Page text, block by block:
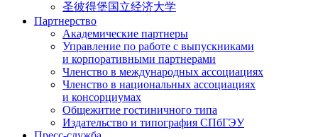
圣彼得堡国立经济大学
Партнерство
Академические партнеры
Управление по работе с выпускниками
и корпоративными партнерами
Членство в международных ассоциациях
Членство в национальных ассоциациях
и консорциумах
Общежитие гостиничного типа
Издательство и типография СПбГЭУ